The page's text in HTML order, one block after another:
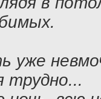
уже
трудно...